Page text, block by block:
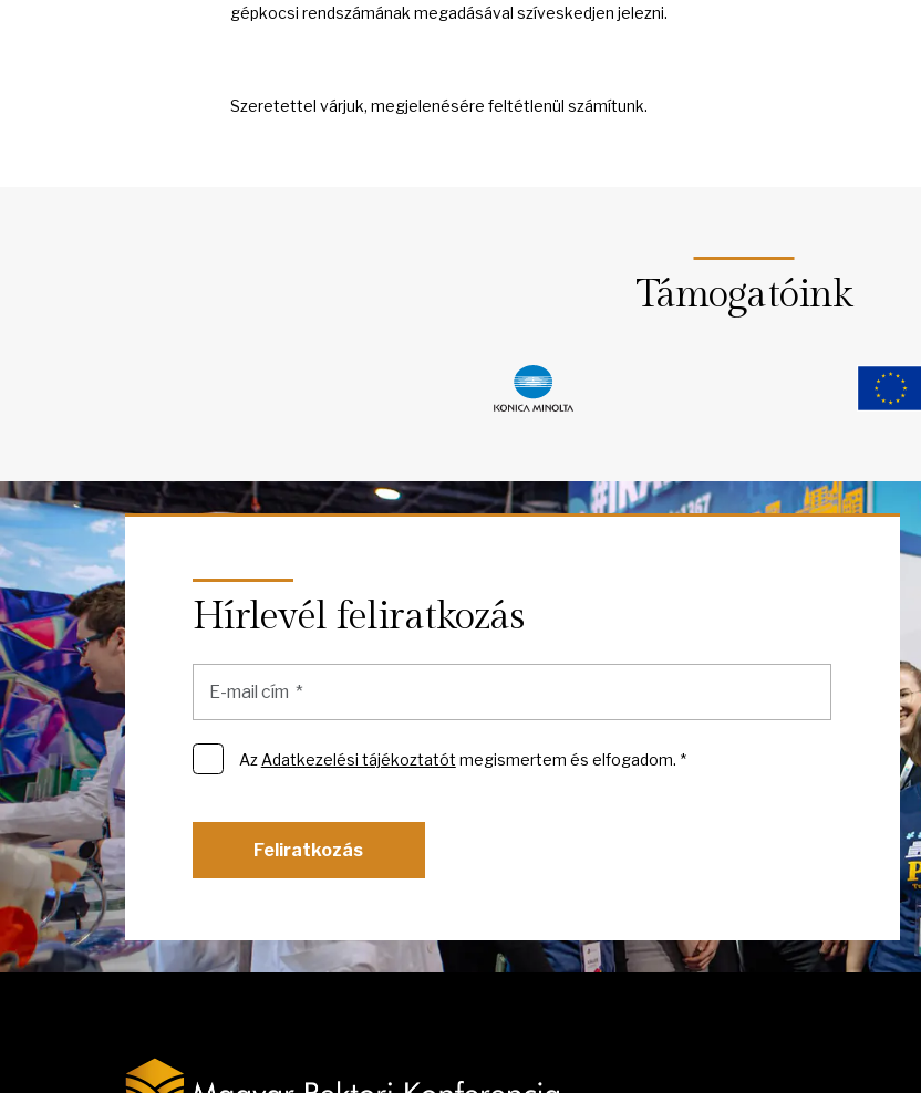
gépkocsi rendszámának megadásával szíveskedjen jelezni.
Szeretettel várjuk, megjelenésére feltétlenül számítunk.
Támogatóink
Hírlevél feliratkozás
Az Adatkezelési tájékoztatót megismertem és elfogadom. *
Feliratkozás